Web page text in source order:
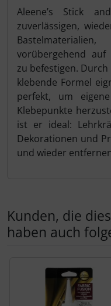
Aleene’s Stick
zuverlässigen,
vorübergehend auf
zu befestigen.
klebende Formel
perfekt, um
Klebepunkte
ist er ideal:
Dekorationen und
und wieder
Kunden, die
haben auch